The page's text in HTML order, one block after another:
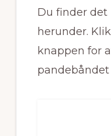
Du finder det
herunder.
knappen for